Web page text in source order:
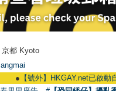
都 Kyoto
【號外】HKGAY.net已啟動自